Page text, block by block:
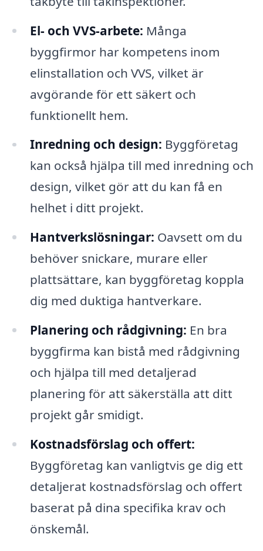
El- och VVS-arbete: Många
byggfirmor har kompetens inom
elinstallation och VVS, vilket är
avgörande för ett säkert och
funktionellt hem.
Inredning och design: Byggföretag
kan också hjälpa till med inredning och
design, vilket gör att du kan få en
helhet i ditt projekt.
Hantverkslösningar: Oavsett om du
behöver snickare, murare eller
plattsättare, kan byggföretag koppla
dig med duktiga hantverkare.
Planering och rådgivning: En bra
byggfirma kan bistå med rådgivning
och hjälpa till med detaljerad
planering för att säkerställa att ditt
projekt går smidigt.
Kostnadsförslag och offert:
Byggföretag kan vanligtvis ge dig ett
detaljerat kostnadsförslag och offert
baserat på dina specifika krav och
önskemål.